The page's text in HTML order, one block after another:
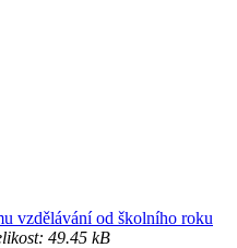
vzdělávání od školního roku
49.45 kB